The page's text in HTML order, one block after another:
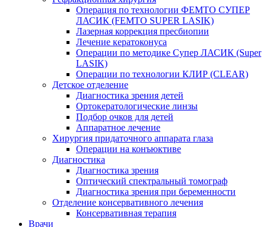
Операция по технологии ФЕМТО СУПЕР
ЛАСИК (FEMTO SUPER LASIK)
Лазерная коррекция пресбиопии
Лечение кератоконуса
Операции по методике Супер ЛАСИК (Super
LASIK)
Операции по технологии КЛИР (CLEAR)
Детское отделение
Диагностика зрения детей
Ортокератологические линзы
Подбор очков для детей
Аппаратное лечение
Хирургия придаточного аппарата глаза
Операции на конъюктиве
Диагностика
Диагностика зрения
Оптический спектральный томограф
Диагностика зрения при беременности
Отделение консервативного лечения
Консервативная терапия
Врачи